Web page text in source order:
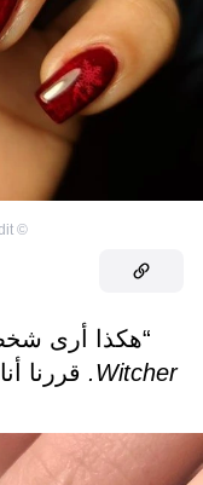
©
“هكذا أرى
Witcher.
قررنا